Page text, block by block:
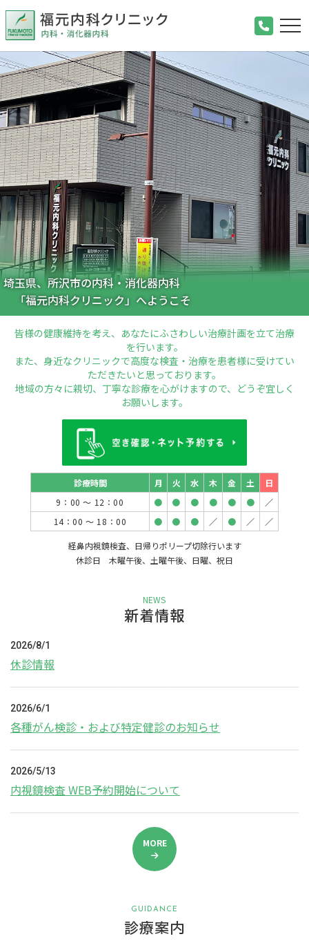
埼玉県、所沢市の内科・消化器内科
「福元内科クリニック」へようこそ
皆様の健康維持を考え、あなたにふさわしい治療計画を立て治療
を行います。
また、身近なクリニックで高度な検査・治療を患者様に受けてい
ただきたいと思っております。
地域の方々に親切、丁寧な診療を心がけますので、どうぞ宜しく
お願いします。
診療時間 月 火 水 木 金 土
日
9：00 ～ 12：00
● ● ● ● ● ●
／
14：00 ～ 18：00
● ● ● ／ ● ／ ／
経鼻内視鏡検査、日帰りポリープ切除行います
休診日 木曜午後、土曜午後、日曜、祝日
NEWS
新着情報
2026/8/1
休診情報
2026/6/1
各種がん検診・および特定健診のお知らせ
2026/5/13
内視鏡検査 WEB予約開始について
MORE
GUIDANCE
診療案内